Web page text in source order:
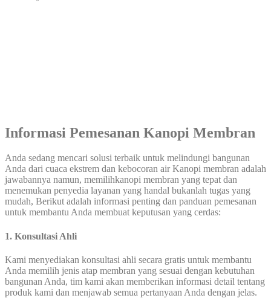
Informasi Pemesanan Kanopi Membran
Anda sedang mencari solusi terbaik untuk melindungi bangunan
Anda dari cuaca ekstrem dan kebocoran air Kanopi membran adalah
jawabannya namun, memilihkanopi membran yang tepat dan
menemukan penyedia layanan yang handal bukanlah tugas yang
mudah, Berikut adalah informasi penting dan panduan pemesanan
untuk membantu Anda membuat keputusan yang cerdas:
1. Konsultasi Ahli
Kami menyediakan konsultasi ahli secara gratis untuk membantu
Anda memilih jenis atap membran yang sesuai dengan kebutuhan
bangunan Anda, tim kami akan memberikan informasi detail tentang
produk kami dan menjawab semua pertanyaan Anda dengan jelas.